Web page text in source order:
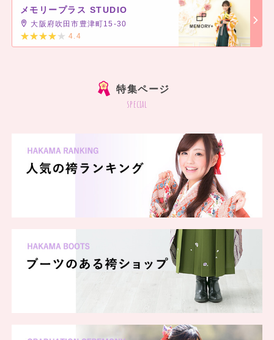
メモリープラス STUDIO
大阪府吹田市豊津町15-30
4.4
特集ページ
special